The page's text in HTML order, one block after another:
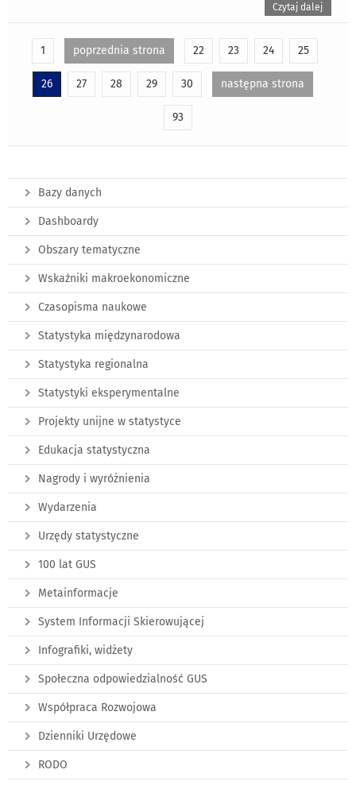
Czytaj dalej
1 poprzednia strona 22 23 24 25
26 27 28 29 30 następna strona
93
Bazy danych
Dashboardy
Obszary tematyczne
Wskaźniki makroekonomiczne
Czasopisma naukowe
Statystyka międzynarodowa
Statystyka regionalna
Statystyki eksperymentalne
Projekty unijne w statystyce
Edukacja statystyczna
Nagrody i wyróżnienia
Wydarzenia
Urzędy statystyczne
100 lat GUS
Metainformacje
System Informacji Skierowującej
Infografiki, widżety
Społeczna odpowiedzialność GUS
Współpraca Rozwojowa
Dzienniki Urzędowe
RODO